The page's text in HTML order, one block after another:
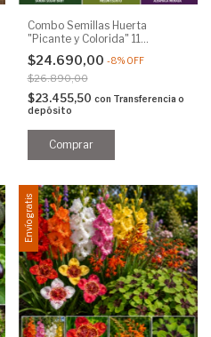
Combo Semillas Huerta
"Picante y Colorida" 11
Variedades 150 Semillas
$24.690,00 -8% OFF
$26.890,00
$23.455,50 con Transferencia o
depósito
Envío gratis